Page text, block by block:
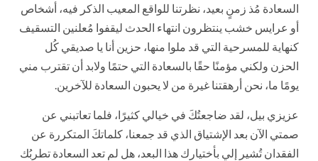
السعادة مُذ زمنٍ بعيد، نظرتنا للواقع المعيب الذكر فيه، أشخاص
أو عرايس خشب ينتظرون انتهاء الحدث ليقفوا مُعلنين التسقيف
كنهاية للمسرحية التي قد ملوا منها، حزين أنا يا صديقي كُل
الحزن ولكني مؤمنًا حقًا بالسعادة التي حتمًا ولابد أن تقترب مني
يومًا ما، نحن أرهقتنا غيرة من لا يحبون السعادة للآخرين.
عزيزي بيل، لقد ضاجعتُكَ في خيالي كثيرًا، فلما تعاتبني عن
صمتي الآن بعد الإشتياق الذي قد جمعنا، كلماتكَ المتكررة عن
الفقدان تُشير إلي بأختيارك هذا البعد، هل لم تعد السعادة تطربُك